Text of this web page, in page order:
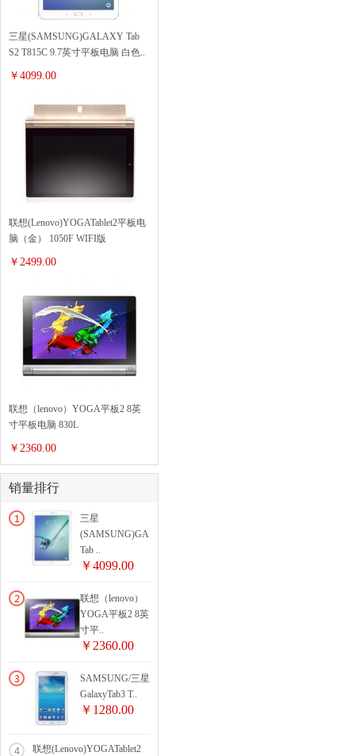
三星(SAMSUNG)GALAXY Tab
S2 T815C 9.7英寸平板电脑 白色..
￥4099.00
联想(Lenovo)YOGATablet2平板电
脑（金） 1050F WIFI版
￥2499.00
联想（lenovo）YOGA平板2 8英
寸平板电脑 830L
￥2360.00
销量排行
三星
(SAMSUNG)GALAXY
Tab ..
￥4099.00
联想（lenovo）
YOGA平板2 8英
寸平..
￥2360.00
SAMSUNG/三星
GalaxyTab3 T..
￥1280.00
联想(Lenovo)YOGATablet2